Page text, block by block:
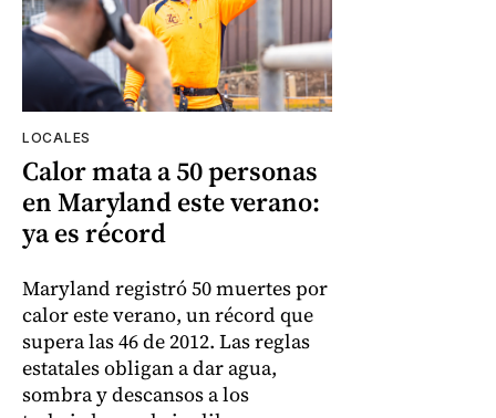
LOCALES
Calor mata a 50 personas
en Maryland este verano:
ya es récord
Maryland registró 50 muertes por
calor este verano, un récord que
supera las 46 de 2012. Las reglas
estatales obligan a dar agua,
sombra y descansos a los